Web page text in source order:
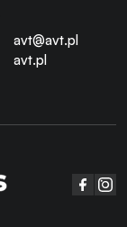
avt@avt.pl
avt.pl